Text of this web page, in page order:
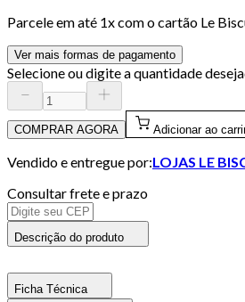
Parcele em até 1x com o cartão Le
Ver mais formas de pagamento
Selecione ou digite a quantidade
COMPRAR AGORA Adicionar ao
Vendido e entregue por:LOJAS LE
Consultar frete e prazo
Descrição do produto
Ficha Técnica